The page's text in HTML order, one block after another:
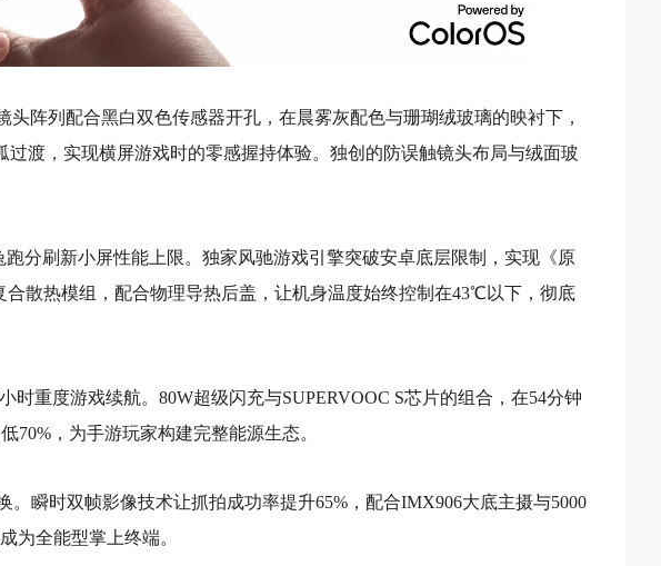
阵列配合黑白双色传感器开孔，在晨雾灰配色与珊瑚绒玻璃的映衬下，
渡，实现横屏游戏时的零感握持体验。独创的防误触镜头布局与绒面玻
分刷新小屏性能上限。独家风驰游戏引擎突破安卓底层限制，实现《原
合散热模组，配合物理导热后盖，让机身温度始终控制在43℃以下，彻底
重度游戏续航。80W超级闪充与SUPERVOOC S芯片的组合，在54分钟
，为手游玩家构建完整能源生态。
瞬时双帧影像技术让抓拍成功率提升65%，配合IMX906大底主摄与5000
为全能型掌上终端。